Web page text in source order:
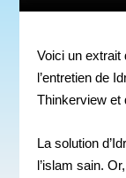
Voici un extrait
l’entretien de
Thinkerview et
La solution
l’islam sain.